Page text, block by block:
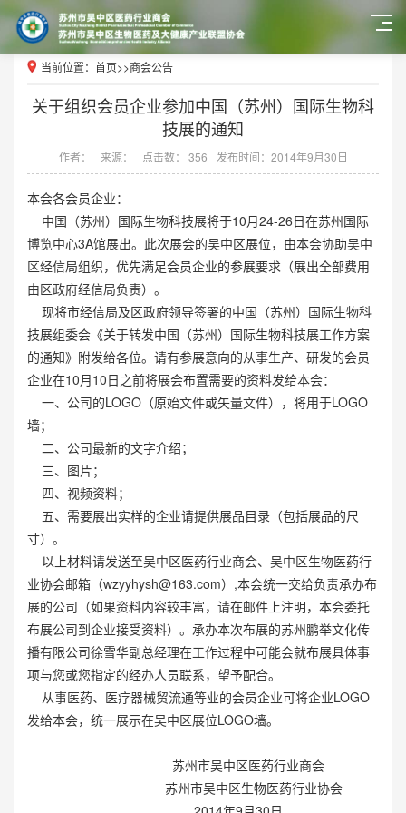
当前位置： 首页>>商会公告
关于组织会员企业参加中国（苏州）国际生物科
技展的通知
作者： 来源： 点击数： 356 发布时间：2014年9月30日
本会各会员企业：
中国（苏州）国际生物科技展将于10月24-26日在苏州国际
博览中心3A馆展出。此次展会的吴中区展位，由本会协助吴中
区经信局组织，优先满足会员企业的参展要求（展出全部费用
由区政府经信局负责）。
现将市经信局及区政府领导签署的中国（苏州）国际生物科
技展组委会《关于转发中国（苏州）国际生物科技展工作方案
的通知》附发给各位。请有参展意向的从事生产、研发的会员
企业在10月10日之前将展会布置需要的资料发给本会：
一、公司的LOGO（原始文件或矢量文件），将用于LOGO
墙；
二、公司最新的文字介绍；
三、图片；
四、视频资料；
五、需要展出实样的企业请提供展品目录（包括展品的尺
寸）。
以上材料请发送至吴中区医药行业商会、吴中区生物医药行
业协会邮箱（wzyyhysh@163.com）,本会统一交给负责承办布
展的公司（如果资料内容较丰富，请在邮件上注明，本会委托
布展公司到企业接受资料）。承办本次布展的苏州鹏举文化传
播有限公司徐雪华副总经理在工作过程中可能会就布展具体事
项与您或您指定的经办人员联系，望予配合。
从事医药、医疗器械贸流通等业的会员企业可将企业LOGO
发给本会，统一展示在吴中区展位LOGO墙。
苏州市吴中区医药行业商会
苏州市吴中区生物医药行业协会